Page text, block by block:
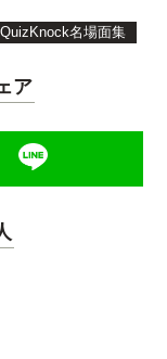
QuizKnock名場面集
ア